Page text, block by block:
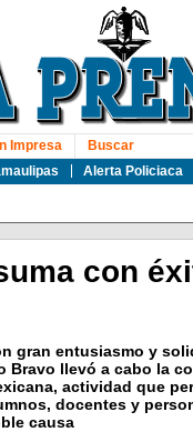
Alerta Policiaca
Impresa Buscar
con
gran entusiasmo y
Bravo llevó a cabo la
actividad que
docentes y
causa